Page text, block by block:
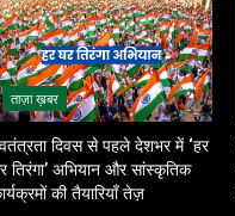
ताज़ा ख़बर
दिवस से पहले देशभर में ‘हर
तिरंगा’ अभियान और सांस्कृतिक
की तैयारियाँ तेज़